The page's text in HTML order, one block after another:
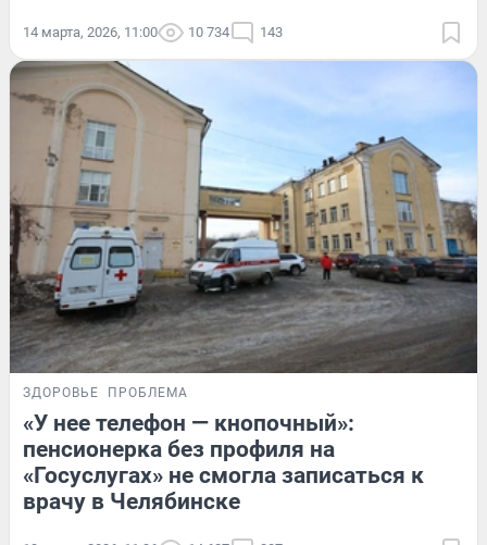
14 марта, 2026, 11:00 10 734 143
ЗДОРОВЬЕ ПРОБЛЕМА
«У нее телефон — кнопочный»:
пенсионерка без профиля на
«Госуслугах» не смогла записаться к
врачу в Челябинске